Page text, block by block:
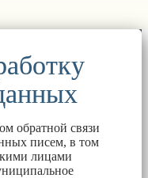
обратной связи
писем, в том
лицами